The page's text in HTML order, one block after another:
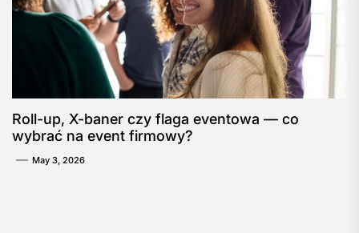
Roll-up, X-baner czy flaga eventowa — co
wybrać na event firmowy?
May 3, 2026